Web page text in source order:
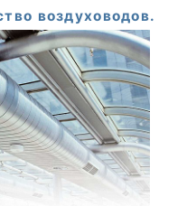
воздуховодов.